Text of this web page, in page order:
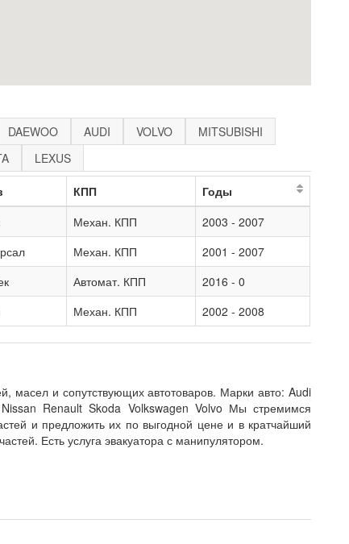
DAEWOO AUDI VOLVO
MITSUBISHI
LEXUS
КПП
Годы
Механ. КПП
2003 - 2007
Механ. КПП
2001 - 2007
Автомат. КПП
2016 - 0
Механ. КПП 2002 - 2008
масел и сопутствующих автотоваров. Марки авто: Audi
Renault Skoda Volkswagen Volvo Мы стремимся
и предложить их по выгодной цене и в кратчайший
Есть услуга эвакуатора с манипулятором.